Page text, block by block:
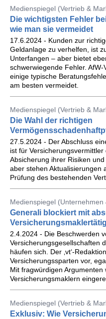
Medienspiegel (Vertrieb &
Die wichtigsten Fehler
wie man sie vermeidet
17.6.2024 - Kunden zur
Geldanlage zu verhelfen, ist
Unterfangen – aber bietet
schwerwiegende Fehler.
einige typische
am besten vermeidet.
Medienspiegel (Vertrieb &
Die Wahl der richtigen
27.5.2024 - Der Abschluss
ist für
Absicherung ihrer Risiken
aber stehen Aktualisierungen
Prüfung des bestehenden
Medienspiegel
Generali blockiert mit
2.4.2024 - Die Beschwerden
Versicherungsgesellschaften
häufen sich. Der ‚vt‘-
Versicherungssparten vor,
Mit fragwürdigen Argumenten
Versicherungsmaklern
Medienspiegel (Vertrieb &
Exklusiv: Wie